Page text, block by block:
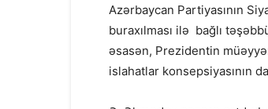
Azərbaycan Partiyasının
buraxılması ilə bağlı
əsasən, Prezidentin
islahatlar konsepsiyasının